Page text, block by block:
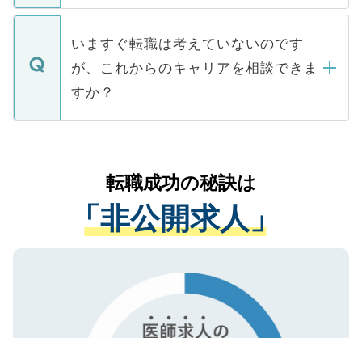
関を公にしてしまうと、応募が殺到する場
に、医療機関が求める条件に合った人材の
みを人材紹介会社に依頼するケースが増え
ています。
定を承諾する必要はありません。内定先へ
の辞退の連絡はキャリアパートナーが行い
個人情報が漏えいすることはありませんの
で、ご安心ください。当サイトからの登録
などで収集したご登録者様の個人情報は、
ご本人のキャリアアップおよび転職活動の
支援を目的に使用いたします。お預かりし
ているすべての個人データはご本人の許可
は、個人情報の取り扱いについての厳密な
管理基準を満たした事業者のみに付与され
る、プライバシーマークを取得済みです。
で、機密保持に関してもご安心ください。
いますぐ転職は考えていないのです
が、これからのキャリアを相談できま
すか？
かがいして、現在の医療機関の状況や紹介
経験をまじえながら、適切なアドバイスを
させていただきます。すぐにご転職をされ
ない方には、長期的なサポートが可能です
ので、まずはご登録ください。
転職成功の秘訣は
「非公開求人」